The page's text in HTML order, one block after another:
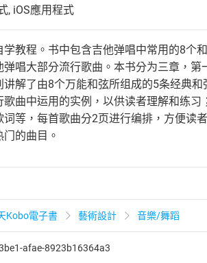
, iOS應用程式
教程。书中包含吉他弹唱中常用的8个
唱大部分流行歌曲。本书分为三章，
解了由8个万能和弦所组成的5条经典
曲中运用的实例，以供读者理解和练
等，每首歌曲分2页进行编排，方便读
的曲目。
Kobo電子書 藝術設計 音樂/舞蹈
afae-8923b16364a3